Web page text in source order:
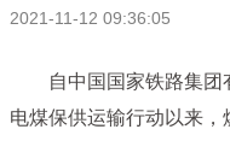
2021-11-12 09:36:05
自中国国家铁路集
电煤保供运输行动以来